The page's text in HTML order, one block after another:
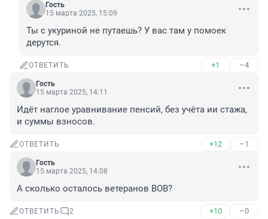
Гость
15 марта 2025, 15:09
Ты с укуриной не путаешь? У вас там у помоек
дерутся.
ОТВЕТИТЬ +1 –4
Гость
15 марта 2025, 14:11
Идёт наглое уравнивание пенсий, без учёта ии стажа,
и суммы взносов.
ОТВЕТИТЬ +12 –1
Гость
15 марта 2025, 14:08
А сколько осталось ветеранов ВОВ?
ОТВЕТИТЬ 2 +10 –0